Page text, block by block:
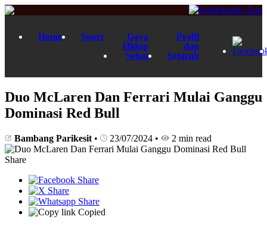
Home Sport
Gaya
Hidup
Sehat
Profil
dan
Sejarah
Duo McLaren Dan Ferrari Mulai Ganggu
Dominasi Red Bull
Bambang Parikesit • 23/07/2024 • 2 min read
Share
Copied